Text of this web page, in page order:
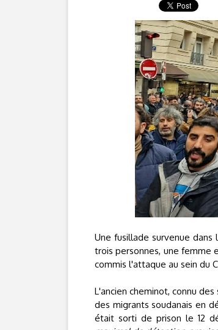
Une fusillade survenue
trois personnes, une femme
commis l'attaque au sein du
L'ancien cheminot, connu
des migrants soudanais en
était sorti de prison le 12